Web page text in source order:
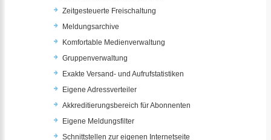
Zeitgesteuerte Freischaltung
Meldungsarchive
Komfortable Medienverwaltung
Gruppenverwaltung
Exakte Versand- und Aufrufstatistiken
Eigene Adressverteiler
Akkreditierungsbereich für Abonnenten
Eigene Meldungsfilter
Schnittstellen zur eigenen Internetseite